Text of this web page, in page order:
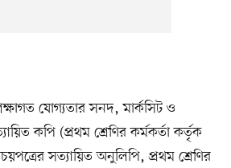
যোগ্যতার সনদ, মার্কসিট ও
কপি (প্রথম শ্রেণির কর্মকর্তা কর্তৃক
সত্যায়িত অনুলিপি, প্রথম শ্রেণির